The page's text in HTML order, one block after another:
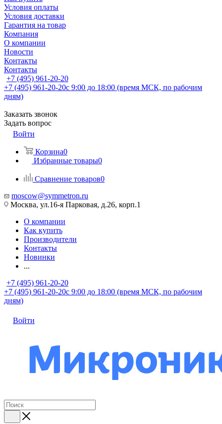
Условия оплаты
Условия доставки
Гарантия на товар
Компания
О компании
Новости
Контакты
Контакты
+7 (495) 961-20-20
+7 (495) 961-20-20с 9:00 до 18:00 (время МСК, по рабочим
дням)
Заказать звонок
Задать вопрос
Войти
Корзина0
Избранные товары0
Сравнение товаров0
moscow@symmetron.ru
Москва, ул.16-я Парковая, д.26, корп.1
О компании
Как купить
Производители
Контакты
Новинки
...
+7 (495) 961-20-20
+7 (495) 961-20-20с 9:00 до 18:00 (время МСК, по рабочим
дням)
Войти